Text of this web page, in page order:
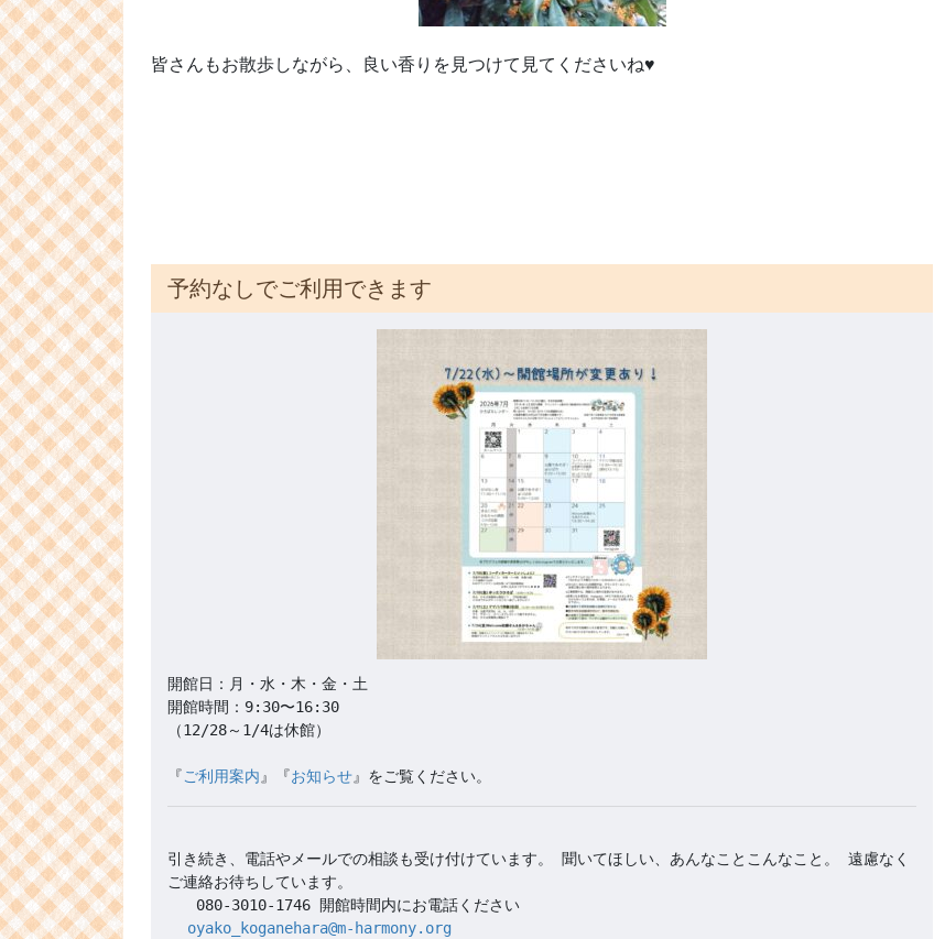
皆さんもお散歩しながら、良い香りを見つけて見てくださいね♥
予約なしでご利用できます
開館日：月・水・木・金・土
開館時間：9:30〜16:30
（12/28～1/4は休館）
『ご利用案内』『お知らせ
引き続き、電話やメールでの相談も受け付けています。 聞いてほしい、あんなことこんなこと。 遠慮なく
080-3010-1746 開館時間内にお電話ください
oyako_koganehara@m-harmony.org